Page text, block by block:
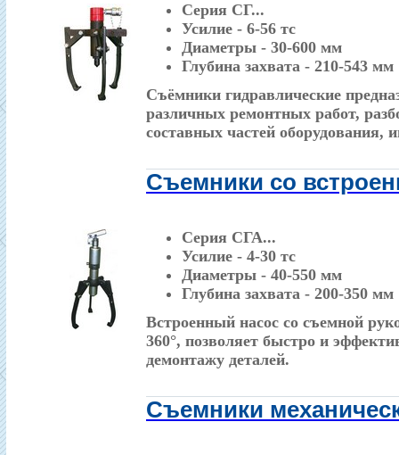
Серия СГ...
Усилие - 6-56 тс
Диаметры - 30-600 мм
Глубина захвата - 210-543 мм
Съёмники гидравлические
различных ремонтных работ,
составных частей оборудования,
Съемники со
Серия СГА...
Усилие - 4-30 тс
Диаметры - 40-550 мм
Глубина захвата - 200-350 мм
Встроенный насос со съемной
360°, позволяет быстро и
демонтажу деталей.
Съемники